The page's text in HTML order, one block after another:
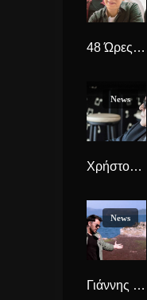
48 Ώρες “Το Μαγικό Ταξίδι” το νέο τραγούδι που μας ταξιδεύει
News
Χρήστος Κυριαζής “Στα Βραδινά τα Μαγαζιά” νέο Τραγούδι
News
Γιάννης Τόλμης “Έρωτας Είναι” νέο Τραγούδι.